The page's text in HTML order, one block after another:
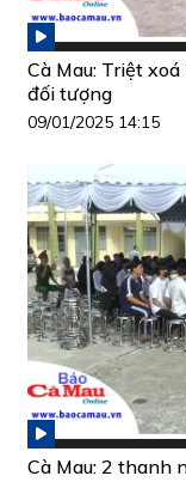
Cà Mau: Triệt
đối tượng
09/01/2025 14:15
Cà Mau: 2 thanh